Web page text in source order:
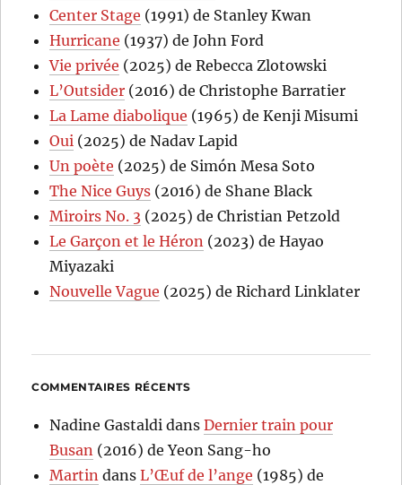
Center Stage (1991) de Stanley Kwan
Hurricane (1937) de John Ford
Vie privée (2025) de Rebecca Zlotowski
L’Outsider (2016) de Christophe Barratier
La Lame diabolique (1965) de Kenji Misumi
Oui (2025) de Nadav Lapid
Un poète (2025) de Simón Mesa Soto
The Nice Guys (2016) de Shane Black
Miroirs No. 3 (2025) de Christian Petzold
Le Garçon et le Héron (2023) de Hayao
Miyazaki
Nouvelle Vague (2025) de Richard Linklater
COMMENTAIRES RÉCENTS
Nadine Gastaldi dansDernier train pour
Busan (2016) de Yeon Sang-ho
Martin dansL’Œuf de l’ange (1985) de